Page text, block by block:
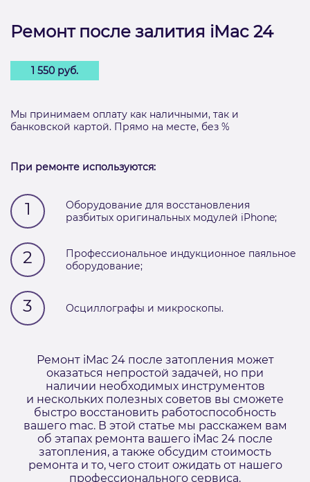
Ремонт после залития iMac 24
1 550 руб.
Мы принимаем оплату как наличными, так и
банковской картой. Прямо на месте, без %
При ремонте используются:
1
Оборудование для восстановления
разбитых оригинальных модулей iPhone;
2
Профессиональное индукционное паяльное
оборудование;
3 Осциллографы и микроскопы.
Ремонт iMac 24 после затопления может
оказаться непростой задачей, но при
наличии необходимых инструментов
и нескольких полезных советов вы сможете
быстро восстановить работоспособность
вашего mac. В этой статье мы расскажем вам
об этапах ремонта вашего iMac 24 после
затопления, а также обсудим стоимость
ремонта и то, чего стоит ожидать от нашего
профессионального сервиса.